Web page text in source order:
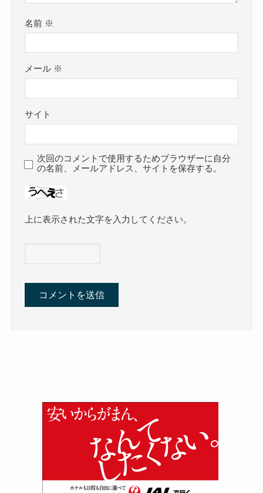
名前 ※
メール ※
サイト
次回のコメントで使用するためブラウザーに自分
の名前、メールアドレス、サイトを保存する。
上に表示された文字を入力してください。